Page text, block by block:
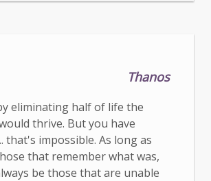
Thanos
eliminating half of life the
thrive. But you have
that's impossible. As long as
that remember what was,
be those that are unable